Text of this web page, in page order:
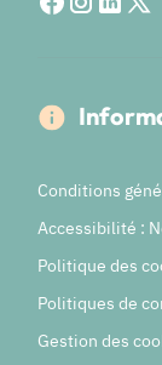
Conditions
Accessibilité :
Politique des
Politiques de
Gestion des